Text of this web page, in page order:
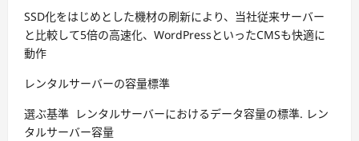
SSD化をはじめとした機材の刷新により、当社従来サーバー
と比較して5倍の高速化、WordPressといったCMSも快適に
動作
レンタルサーバーの容量標準
選ぶ基準 レンタルサーバーにおけるデータ容量の標準. レン
タルサーバー容量